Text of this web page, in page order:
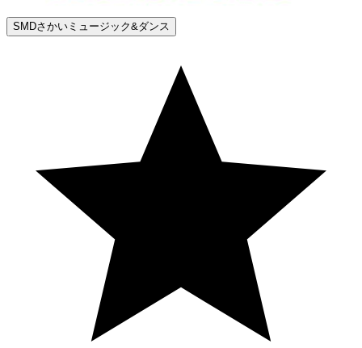
SMDさかいミュージック&ダンス